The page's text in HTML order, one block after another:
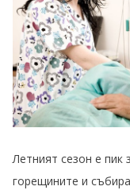
Летният сезон е пик
горещините и